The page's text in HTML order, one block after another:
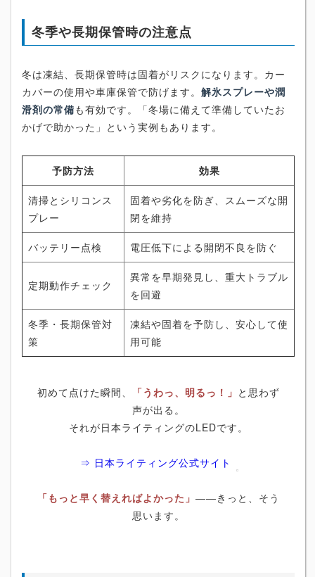
冬季や長期保管時の注意点
冬は凍結、長期保管時は固着がリスクになります。カー
カバーの使用や車庫保管で防げます。 解氷スプレーや潤
滑剤の常備も有効です。「冬場に備えて準備していたお
かげで助かった」という実例もあります。
予防方法 効果
清掃とシリコンス
プレー
固着や劣化を防ぎ、スムーズな開
閉を維持
バッテリー点検 電圧低下による開閉不良を防ぐ
定期動作チェック
異常を早期発見し、重大トラブル
を回避
冬季・長期保管対
策
凍結や固着を予防し、安心して使
用可能
初めて点けた瞬間、 「うわっ、明るっ！」 と思わず
声が出る。
それが日本ライティングのLEDです。
⇒ 日本ライティング公式サイト
「もっと早く替えればよかった」 ――きっと、そう
思います。